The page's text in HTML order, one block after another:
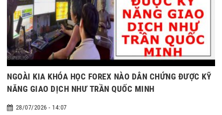
NGOÀI KIA KHÓA HỌC FOREX NÀO DẪN CHỨNG ĐƯỢC KỸ
NĂNG GIAO DỊCH NHƯ TRẦN QUỐC MINH
28/07/2026 - 14:07